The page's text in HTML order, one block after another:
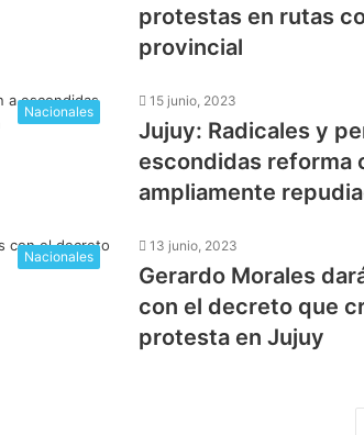
protestas en rutas
provincial
Nacionales
15 junio, 2023
Jujuy: Radicales y
escondidas reforma
ampliamente
Nacionales
13 junio, 2023
Gerardo Morales
con el decreto que
protesta en Jujuy